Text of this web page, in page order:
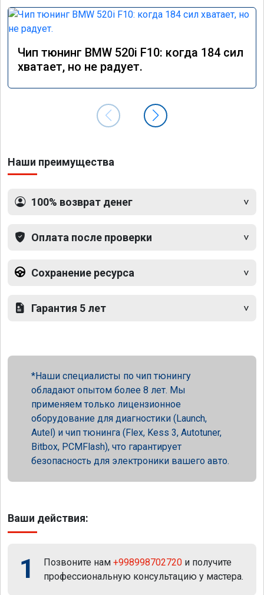
Чип тюнинг BMW 520i F10: когда 184 сил
хватает, но не радует.
Наши преимущества
100% возврат денег
Оплата после проверки
Сохранение ресурса
Гарантия 5 лет
Наши специалисты по чип тюнингу
обладают опытом более 8 лет. Мы
применяем только лицензионное
оборудование для диагностики (Launch,
Autel) и чип тюнинга (Flex, Kess 3, Autotuner,
Bitbox, PCMFlash), что гарантирует
безопасность для электроники вашего авто.
Ваши действия:
1 Позвоните нам +998998702720 и получите
профессиональную консультацию у мастера.